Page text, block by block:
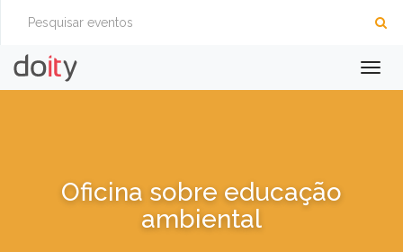
Oficina sobre educação
ambiental